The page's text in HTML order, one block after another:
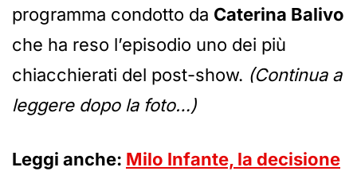
programma condotto da Caterina Balivo
che ha reso l’episodio uno dei più
chiacchierati del post-show. (Continua a
leggere dopo la foto…)
Leggi anche: Milo Infante, la decisione